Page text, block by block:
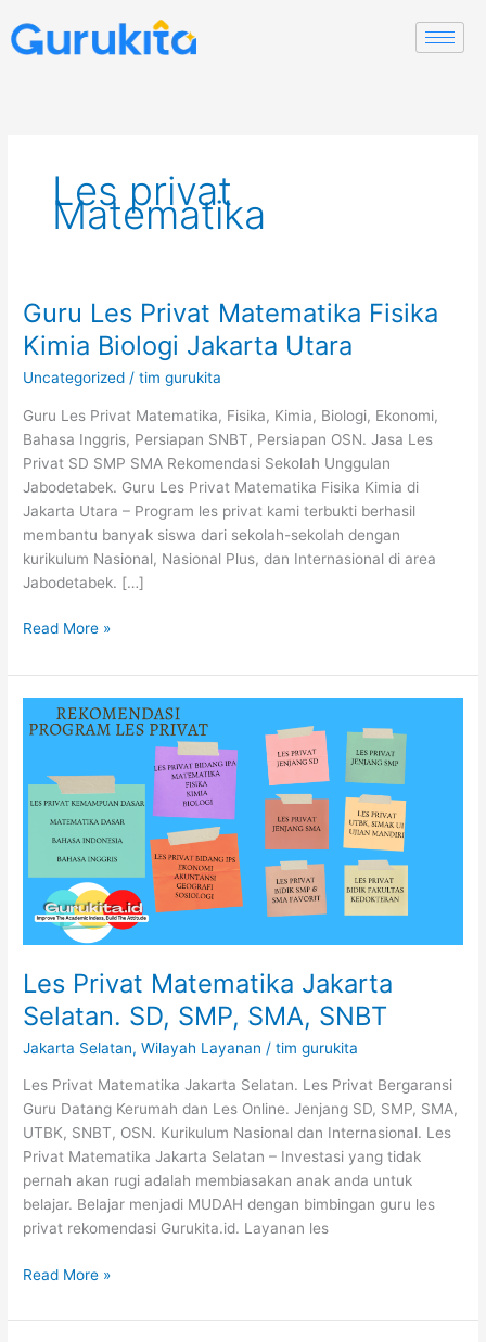
to
content
Les privat
Matematika
Guru Les Privat Matematika Fisika
Kimia Biologi Jakarta Utara
Uncategorized /tim gurukita
Guru Les Privat Matematika, Fisika, Kimia, Biologi, Ekonomi,
Bahasa Inggris, Persiapan SNBT, Persiapan OSN. Jasa Les
Privat SD SMP SMA Rekomendasi Sekolah Unggulan
Jabodetabek. Guru Les Privat Matematika Fisika Kimia di
Jakarta Utara – Program les privat kami terbukti berhasil
membantu banyak siswa dari sekolah-sekolah dengan
kurikulum Nasional, Nasional Plus, dan Internasional di area
Jabodetabek. […]
Guru
Les
Privat
Matematika
Read More »
Les Privat Matematika Jakarta
Selatan. SD, SMP, SMA, SNBT
Jakarta Selatan,Wilayah Layanan /tim gurukita
Les Privat Matematika Jakarta Selatan. Les Privat Bergaransi
Guru Datang Kerumah dan Les Online. Jenjang SD, SMP, SMA,
UTBK, SNBT, OSN. Kurikulum Nasional dan Internasional. Les
Privat Matematika Jakarta Selatan – Investasi yang tidak
pernah akan rugi adalah membiasakan anak anda untuk
belajar. Belajar menjadi MUDAH dengan bimbingan guru les
privat rekomendasi Gurukita.id. Layanan les
Privat
Jakarta
Selatan.
SMA,
SNBT
Read More »